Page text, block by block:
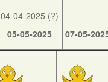
04-04-2025 (?)
05-05-2025
07-05-